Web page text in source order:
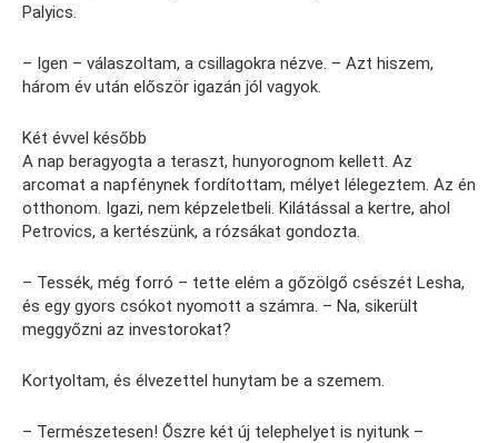
Palyics.
– Igen – válaszoltam, a csillagokra nézve. – Azt hiszem,
három év után először igazán jól vagyok.
Két évvel később
A nap beragyogta a teraszt, hunyorognom kellett. Az
arcomat a napfénynek fordítottam, mélyet lélegeztem. Az én
otthonom. Igazi, nem képzeletbeli. Kilátással a kertre, ahol
Petrovics, a kertészünk, a rózsákat gondozta.
– Tessék, még forró – tette elém a gőzölgő csészét Lesha,
és egy gyors csókot nyomott a számra. – Na, sikerült
meggyőzni az investorokat?
Kortyoltam, és élvezettel hunytam be a szemem.
– Természetesen! Őszre két új telephelyet is nyitunk –